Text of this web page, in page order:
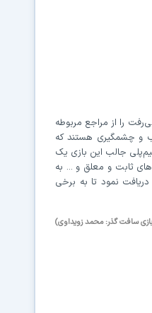
را از مراجع مربوطه
و چشمگیری هستند که
جالب این بازی یک
ثابت و معلق و ... به
نمود تا به برخی
سافت گذر: محمد زویداوی)